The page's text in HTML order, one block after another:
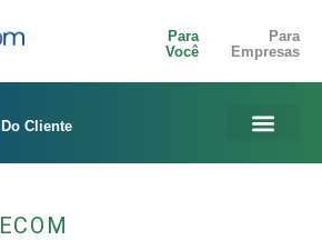
Para
Você
Para
Empresas
Cliente